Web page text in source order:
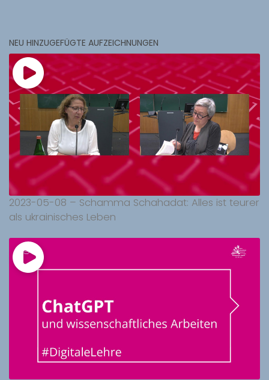
NEU HINZUGEFÜGTE AUFZEICHNUNGEN
2023-05-08 – Schamma Schahadat: Alles ist teurer
als ukrainisches Leben